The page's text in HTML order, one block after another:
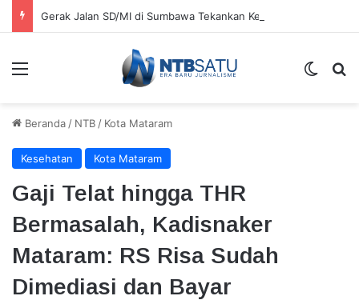
Menu
Beranda / NTB / Kota Mataram
Kesehatan Kota Mataram
Gaji Telat hingga THR
Bermasalah, Kadisnaker
Mataram: RS Risa Sudah
Dimediasi dan Bayar